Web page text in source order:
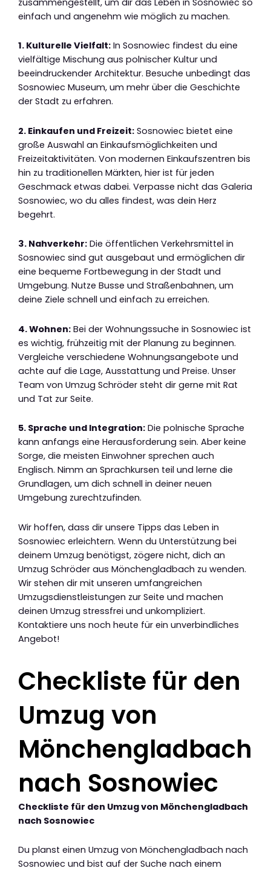
einfach und angenehm wie möglich zu machen.
1. Kulturelle Vielfalt: In Sosnowiec findest du eine
vielfältige Mischung aus polnischer Kultur und
beeindruckender Architektur. Besuche unbedingt das
Sosnowiec Museum, um mehr über die Geschichte
der Stadt zu erfahren.
2. Einkaufen und Freizeit: Sosnowiec bietet eine
große Auswahl an Einkaufsmöglichkeiten und
Freizeitaktivitäten. Von modernen Einkaufszentren bis
hin zu traditionellen Märkten, hier ist für jeden
Geschmack etwas dabei. Verpasse nicht das Galeria
Sosnowiec, wo du alles findest, was dein Herz
begehrt.
3. Nahverkehr: Die öffentlichen Verkehrsmittel in
Sosnowiec sind gut ausgebaut und ermöglichen dir
eine bequeme Fortbewegung in der Stadt und
Umgebung. Nutze Busse und Straßenbahnen, um
deine Ziele schnell und einfach zu erreichen.
4. Wohnen: Bei der Wohnungssuche in Sosnowiec ist
es wichtig, frühzeitig mit der Planung zu beginnen.
Vergleiche verschiedene Wohnungsangebote und
achte auf die Lage, Ausstattung und Preise. Unser
Team von Umzug Schröder steht dir gerne mit Rat
und Tat zur Seite.
5. Sprache und Integration: Die polnische Sprache
kann anfangs eine Herausforderung sein. Aber keine
Sorge, die meisten Einwohner sprechen auch
Englisch. Nimm an Sprachkursen teil und lerne die
Grundlagen, um dich schnell in deiner neuen
Umgebung zurechtzufinden.
Wir hoffen, dass dir unsere Tipps das Leben in
Sosnowiec erleichtern. Wenn du Unterstützung bei
deinem Umzug benötigst, zögere nicht, dich an
Umzug Schröder aus Mönchengladbach zu wenden.
Wir stehen dir mit unseren umfangreichen
Umzugsdienstleistungen zur Seite und machen
deinen Umzug stressfrei und unkompliziert.
Kontaktiere uns noch heute für ein unverbindliches
Angebot!
Checkliste für den
Umzug von
Mönchengladbach
nach Sosnowiec
Checkliste für den Umzug von Mönchengladbach
nach Sosnowiec
Du planst einen Umzug von Mönchengladbach nach
Sosnowiec und bist auf der Suche nach einem